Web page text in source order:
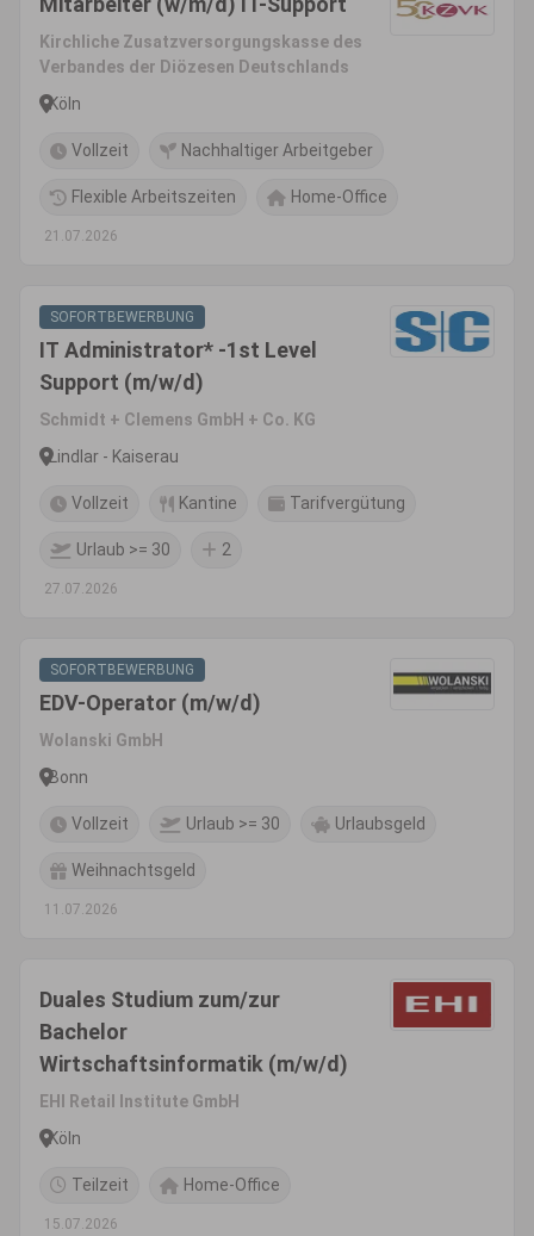
Kirchliche Zusatzversorgungskasse des
Verbandes der Diözesen Deutschlands
Köln
Vollzeit Nachhaltiger Arbeitgeber
Flexible Arbeitszeiten Home-Office
21.07.2026
SOFORTBEWERBUNG
IT Administrator* -1st Level
Support (m/w/d)
Schmidt + Clemens GmbH + Co. KG
Lindlar - Kaiserau
Vollzeit Kantine Tarifvergütung
Urlaub >= 30 2
27.07.2026
SOFORTBEWERBUNG
EDV-Operator (m/w/d)
Wolanski GmbH
Bonn
Vollzeit Urlaub >= 30 Urlaubsgeld
Weihnachtsgeld
11.07.2026
Duales Studium zum/zur
Bachelor
Wirtschaftsinformatik (m/w/d)
EHI Retail Institute GmbH
Köln
Teilzeit Home-Office
15.07.2026